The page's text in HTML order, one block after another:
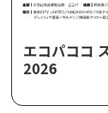
エコパココ
2026